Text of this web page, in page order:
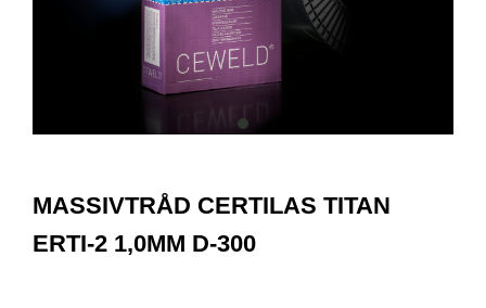
item
of
1
MASSIVTRÅD CERTILAS TITAN
ERTI-2 1,0MM D-300